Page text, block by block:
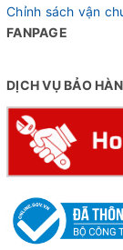
Chỉnh sách vận
FANPAGE
DỊCH VỤ BẢO